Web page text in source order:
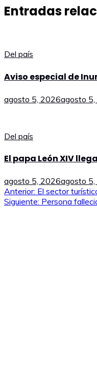
Entradas
Del país
Aviso especial de
agosto 5, 2026agosto
Del país
El papa León XIV
agosto 5, 2026agosto
Navegación
Anterior: El sector
Siguiente: Persona